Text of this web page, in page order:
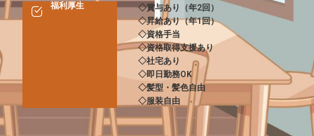
福利厚生
◇賞与あり（年2回）
◇昇給あり（年1回）
◇資格手当
◇資格取得支援あり
◇社宅あり
◇即日勤務OK
◇髪型・髪色自由
◇服装自由